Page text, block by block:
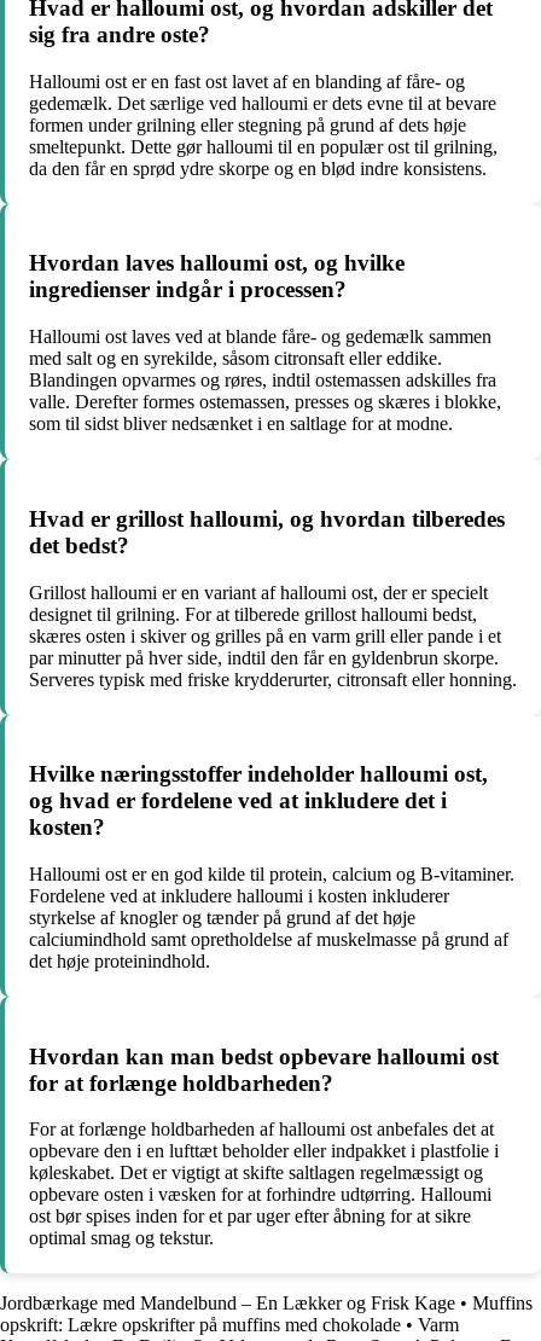
Hvad er halloumi ost, og hvordan adskiller det
sig fra andre oste?
Halloumi ost er en fast ost lavet af en blanding af fåre- og
gedemælk. Det særlige ved halloumi er dets evne til at bevare
formen under grilning eller stegning på grund af dets høje
smeltepunkt. Dette gør halloumi til en populær ost til grilning,
da den får en sprød ydre skorpe og en blød indre konsistens.
Hvordan laves halloumi ost, og hvilke
ingredienser indgår i processen?
Halloumi ost laves ved at blande fåre- og gedemælk sammen
med salt og en syrekilde, såsom citronsaft eller eddike.
Blandingen opvarmes og røres, indtil ostemassen adskilles fra
valle. Derefter formes ostemassen, presses og skæres i blokke,
som til sidst bliver nedsænket i en saltlage for at modne.
Hvad er grillost halloumi, og hvordan tilberedes
det bedst?
Grillost halloumi er en variant af halloumi ost, der er specielt
designet til grilning. For at tilberede grillost halloumi bedst,
skæres osten i skiver og grilles på en varm grill eller pande i et
par minutter på hver side, indtil den får en gyldenbrun skorpe.
Serveres typisk med friske krydderurter, citronsaft eller honning.
Hvilke næringsstoffer indeholder halloumi ost,
og hvad er fordelene ved at inkludere det i
kosten?
Halloumi ost er en god kilde til protein, calcium og B-vitaminer.
Fordelene ved at inkludere halloumi i kosten inkluderer
styrkelse af knogler og tænder på grund af det høje
calciumindhold samt opretholdelse af muskelmasse på grund af
det høje proteinindhold.
Hvordan kan man bedst opbevare halloumi ost
for at forlænge holdbarheden?
For at forlænge holdbarheden af halloumi ost anbefales det at
opbevare den i en lufttæt beholder eller indpakket i plastfolie i
køleskabet. Det er vigtigt at skifte saltlagen regelmæssigt og
opbevare osten i væsken for at forhindre udtørring. Halloumi
ost bør spises inden for et par uger efter åbning for at sikre
optimal smag og tekstur.
Jordbærkage med Mandelbund – En Lækker og Frisk Kage • Muffins
opskrift: Lækre opskrifter på muffins med chokolade • Varm